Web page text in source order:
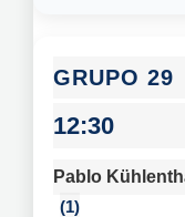
29
12:30
Pablo
1